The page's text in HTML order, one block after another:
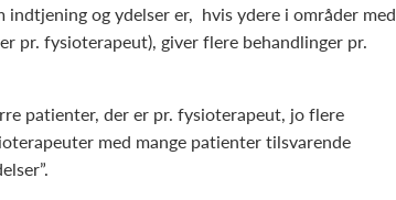
og ydelser er, hvis ydere i områder med
pr. fysioterapeut), giver flere behandlinger pr.
patienter, der er pr. fysioterapeut, jo flere
med mange patienter tilsvarende